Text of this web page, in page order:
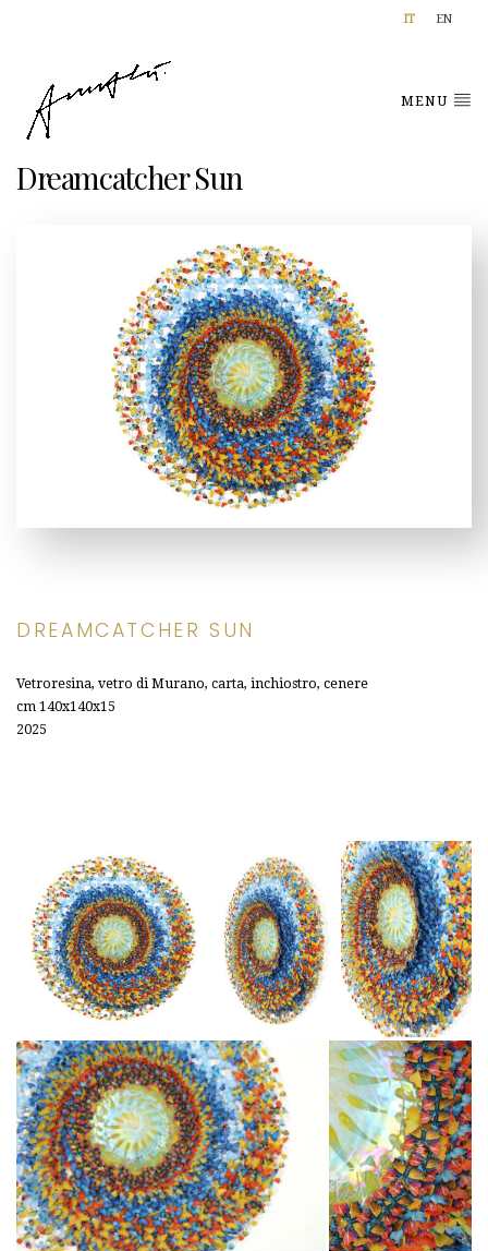
IT EN
MENU
Dreamcatcher Sun
DREAMCATCHER SUN
Vetroresina, vetro di Murano, carta, inchiostro, cenere
cm 140x140x15
2025